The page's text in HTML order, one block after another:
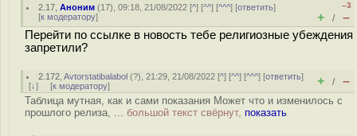
2.17 ,Аноним (17), 09:18, 21/08/2022 [^] [^^] [^^^] [ответить]
[к модератору]
–3
+ / –
Перейти по ссылке в новость тебе религиозные убеждения
запретили?
2.172 ,Avtorstatibalabol (?), 21:29, 21/08/2022 [^] [^^] [^^^] [ответить]
[↓] [к модератору] + / –
Таблица мутная, как и сами показания Может что и изменилось с
прошлого релиза, ... большой текст свёрнут, показать